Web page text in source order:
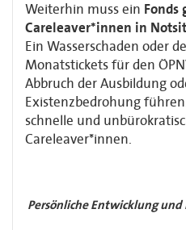
Weiterhin muss ein Fonds
Careleaver*innen in
Ein Wasserschaden oder
Monatstickets für den
Abbruch der Ausbildung
Existenzbedrohung
schnelle und
Careleaver*innen.
Persönliche Entwicklung